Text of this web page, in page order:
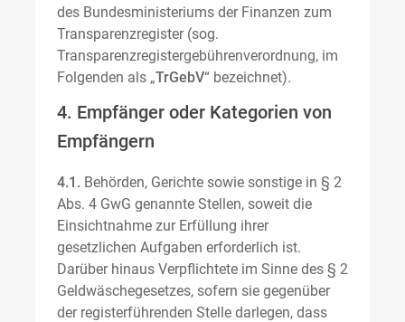
des Bundesministeriums der Finanzen zum
Transparenzregister (sog.
Transparenzregistergebührenverordnung, im
Folgenden als „TrGebV“ bezeichnet).
4. Empfänger oder Kategorien von
Empfängern
4.1. Behörden, Gerichte sowie sonstige in § 2
Abs. 4 GwG genannte Stellen, soweit die
Einsichtnahme zur Erfüllung ihrer
gesetzlichen Aufgaben erforderlich ist.
Darüber hinaus Verpflichtete im Sinne des § 2
Geldwäschegesetzes, sofern sie gegenüber
der registerführenden Stelle darlegen, dass